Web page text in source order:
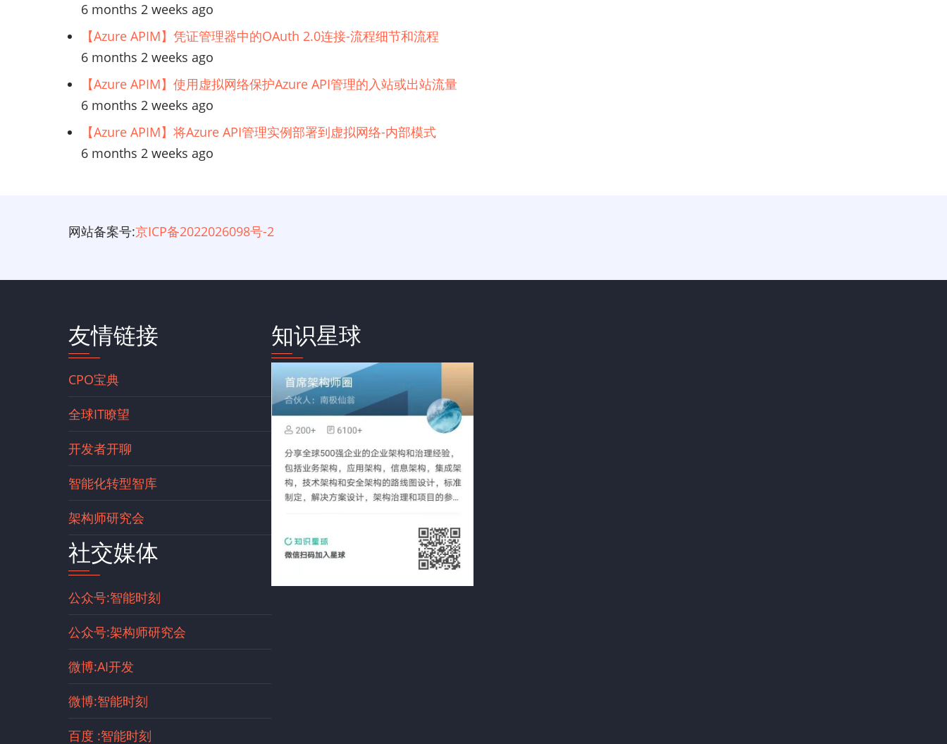
6 months 2 weeks ago
【Azure APIM】凭证管理器中的OAuth 2.0连接-流程细节和流程
6 months 2 weeks ago
【Azure APIM】使用虚拟网络保护Azure API管理的入站或出站流量
6 months 2 weeks ago
【Azure APIM】将Azure API管理实例部署到虚拟网络-内部模式
6 months 2 weeks ago
网站备案号:京ICP备2022026098号-2
友情链接
CPO宝典
全球IT瞭望
开发者开聊
智能化转型智库
架构师研究会
社交媒体
公众号:智能时刻
公众号:架构师研究会
微博:AI开发
微博:智能时刻
百度 :智能时刻
知识星球